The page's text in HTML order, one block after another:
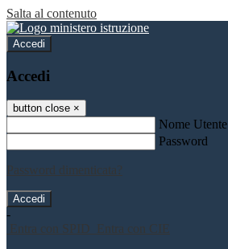
Salta al contenuto
Accedi
Accedi
button close ×
Nome Utente
Password
Password dimenticata?
-
Entra con SPID
Entra con CIE